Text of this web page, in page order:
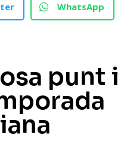
WhatsApp
punt i